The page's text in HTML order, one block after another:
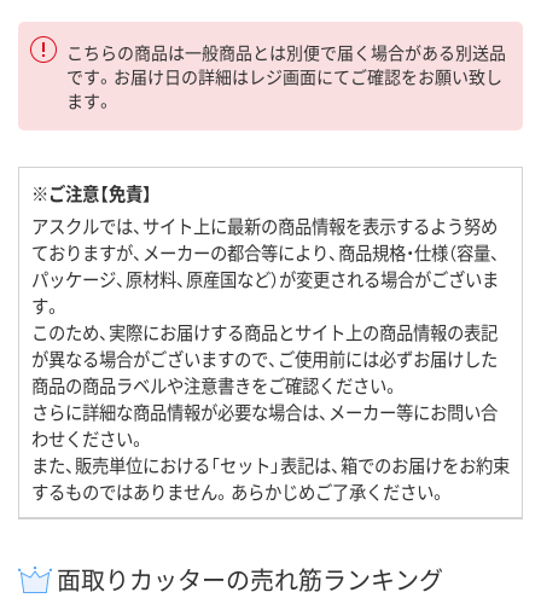
こちらの商品は一般商品とは別便で届く場合がある別送品
です。お届け日の詳細はレジ画面にてご確認をお願い致し
ます。
※ご注意【免責】
アスクルでは、サイト上に最新の商品情報を表示するよう努め
ておりますが、メーカーの都合等により、商品規格・仕様（容量、
パッケージ、原材料、原産国など）が変更される場合がございま
す。
このため、実際にお届けする商品とサイト上の商品情報の表記
が異なる場合がございますので、ご使用前には必ずお届けした
商品の商品ラベルや注意書きをご確認ください。
さらに詳細な商品情報が必要な場合は、メーカー等にお問い合
わせください。
また、販売単位における「セット」表記は、箱でのお届けをお約束
するものではありません。あらかじめご了承ください。
面取りカッターの売れ筋ランキング